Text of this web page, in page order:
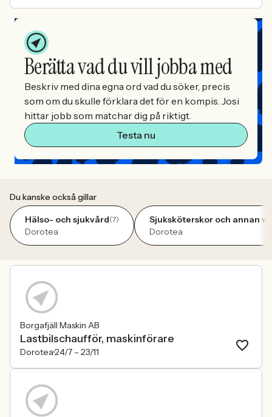
Berätta vad du vill jobba med
Beskriv med dina egna ord vad du söker, precis
som om du skulle förklara det för en kompis. Josi
hittar jobb som matchar dig på riktigt.
Testa nu
Du kanske också gillar
Hälso- och sjukvård(7)
Dorotea
Sjuksköterskor och annan
Dorotea
Borgafjäll Maskin AB
Lastbilschaufför, maskinförare
Dorotea24/7 – 23/11